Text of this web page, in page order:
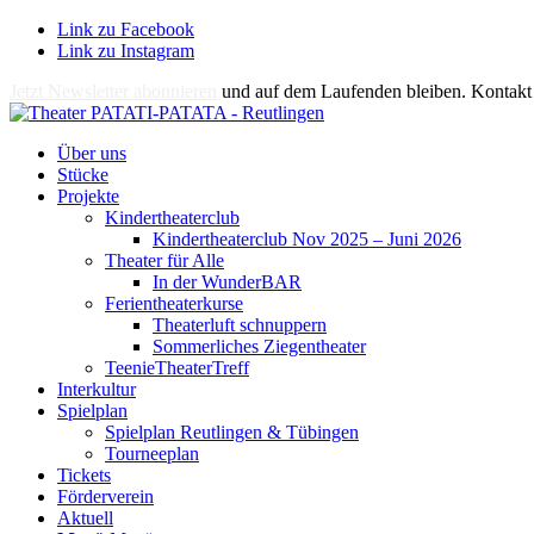
Link zu Facebook
Link zu Instagram
und auf dem Laufenden bleiben.
Über uns
Stücke
Projekte
Kindertheaterclub
Kindertheaterclub Nov 2025 – Juni 2026
Theater für Alle
In der WunderBAR
Ferientheaterkurse
Theaterluft schnuppern
Sommerliches Ziegentheater
TeenieTheaterTreff
Interkultur
Spielplan
Spielplan Reutlingen & Tübingen
Tourneeplan
Tickets
Förderverein
Aktuell